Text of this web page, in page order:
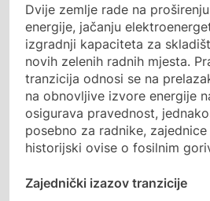
Dvije zemlje rade na
energije, jačanju
izgradnji kapaciteta za
novih zelenih radnih mjesta.
tranzicija odnosi se na
na obnovljive izvore energije
osigurava pravednost,
posebno za radnike,
historijski ovise o fosilnim
Zajednički izazov tranzicije